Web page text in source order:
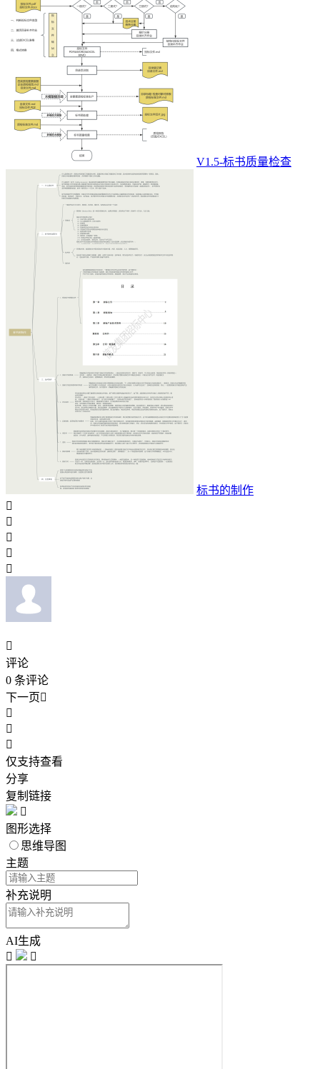
V1.5-标书质量检查
标书的制作






评论
0 条评论
下一页



仅支持查看
分享
复制链接

图形选择
思维导图
主题
补充说明
AI生成

